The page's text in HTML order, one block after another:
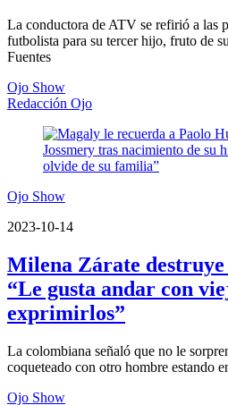
La conductora de ATV se refirió a las
futbolista para su tercer hijo, fruto de
Fuentes
Ojo Show
Redacción Ojo
Ojo Show
2023-10-14
Milena Zárate
“Le gusta andar con
exprimirlos”
La colombiana señaló que no le
coqueteado con otro hombre estando
Ojo Show